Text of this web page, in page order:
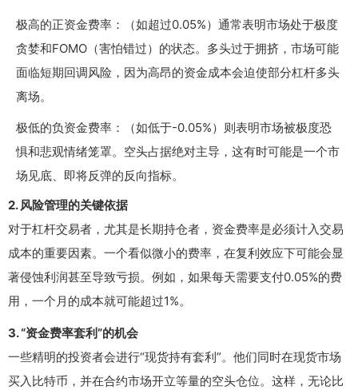
极高的正资金费率：（如超过0.05%）通常表明市场处于极度
贪婪和FOMO（害怕错过）的状态。多头过于拥挤，市场可能
面临短期回调风险，因为高昂的资金成本会迫使部分杠杆多头
离场。
极低的负资金费率：（如低于-0.05%）则表明市场被极度恐
惧和悲观情绪笼罩。空头占据绝对主导，这有时可能是一个市
场见底、即将反弹的反向指标。
2. 风险管理的关键依据
对于杠杆交易者，尤其是长期持仓者，资金费率是必须计入交易
成本的重要因素。一个看似微小的费率，在复利效应下可能会显
著侵蚀利润甚至导致亏损。例如，如果每天需要支付0.05%的费
用，一个月的成本就可能超过1%。
3. “资金费率套利”的机会
一些精明的投资者会进行“现货持有套利”。他们同时在现货市场
买入比特币，并在合约市场开立等量的空头仓位。这样，无论比